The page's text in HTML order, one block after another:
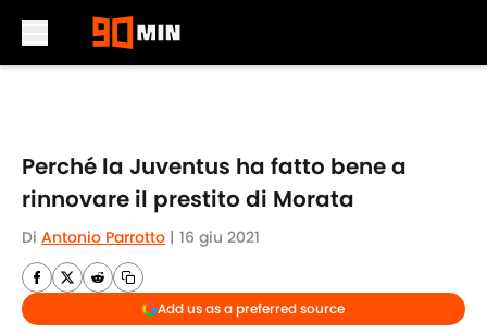
Perché la Juventus ha fatto bene a
rinnovare il prestito di Morata
Di Antonio Parrotto | 16 giu 2021
Add us as a preferred source